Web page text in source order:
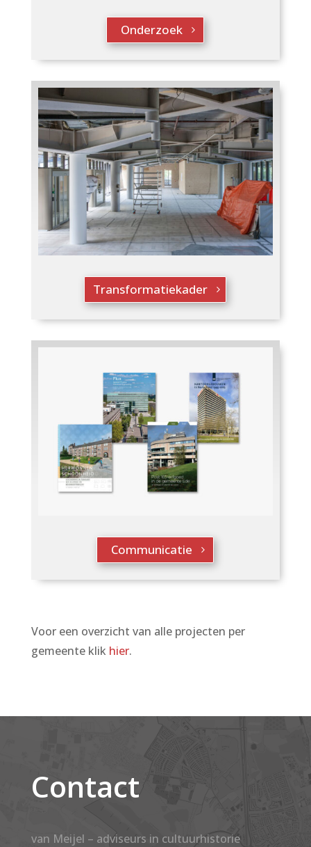
Onderzoek
Transformatiekader
Communicatie
Voor een overzicht van alle projecten per
gemeente klik hier.
Contact
van Meijel – adviseurs in cultuurhistorie